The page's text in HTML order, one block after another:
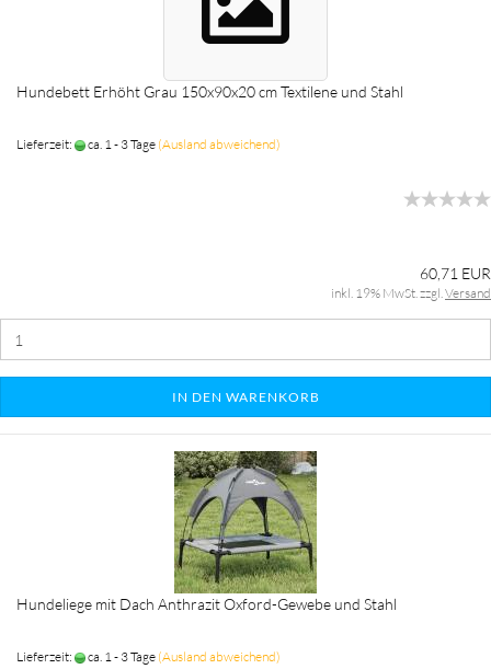
Hundebett Erhöht Grau 150x90x20 cm Textilene und Stahl
Lieferzeit: ca. 1 - 3 Tage (Ausland abweichend)
60,71 EUR
inkl. 19% MwSt. zzgl.Versand
IN DEN WARENKORB
Hundeliege mit Dach Anthrazit Oxford-Gewebe und Stahl
Lieferzeit: ca. 1 - 3 Tage (Ausland abweichend)